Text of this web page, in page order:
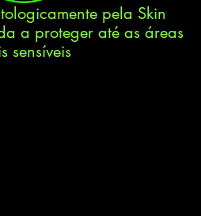
pela Skin
a proteger até as áreas
sensíveis